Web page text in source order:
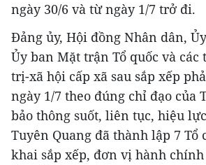
ngày 30/6 và từ ngày 1/7 trở đi.
Đảng ủy, Hội đồng Nhân dân,
Ủy ban Mặt trận Tổ quốc và các
trị-xã hội cấp xã sau sắp xếp
ngày 1/7 theo đúng chỉ đạo của
bảo thông suốt, liên tục, hiệu
Tuyên Quang đã thành lập 7 Tổ
khai sắp xếp, đơn vị hành